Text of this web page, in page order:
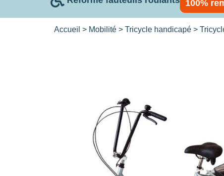
100%
Accueil > Mobilité > Tricycle handicapé >